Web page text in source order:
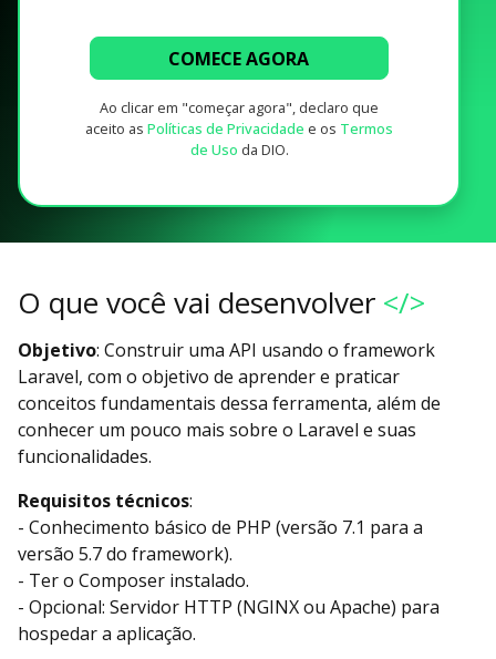
COMECE AGORA
Ao clicar em "começar agora", declaro que
aceito as Políticas de Privacidade e os Termos
de Uso da DIO.
O que você vai desenvolver </>
Objetivo: Construir uma API usando o framework
Laravel, com o objetivo de aprender e praticar
conceitos fundamentais dessa ferramenta, além de
conhecer um pouco mais sobre o Laravel e suas
funcionalidades.
Requisitos técnicos:
- Conhecimento básico de PHP (versão 7.1 para a
versão 5.7 do framework).
- Ter o Composer instalado.
- Opcional: Servidor HTTP (NGINX ou Apache) para
hospedar a aplicação.